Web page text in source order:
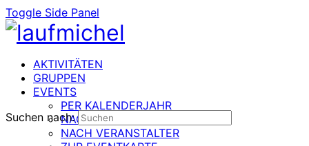
Toggle Side Panel
AKTIVITÄTEN
GRUPPEN
EVENTS
PER KALENDERJAHR
NACH DATUM
NACH VERANSTALTER
Suchen nach: